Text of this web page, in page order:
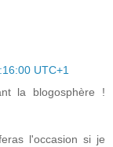
UTC+1
la blogosphère !
l'occasion si je